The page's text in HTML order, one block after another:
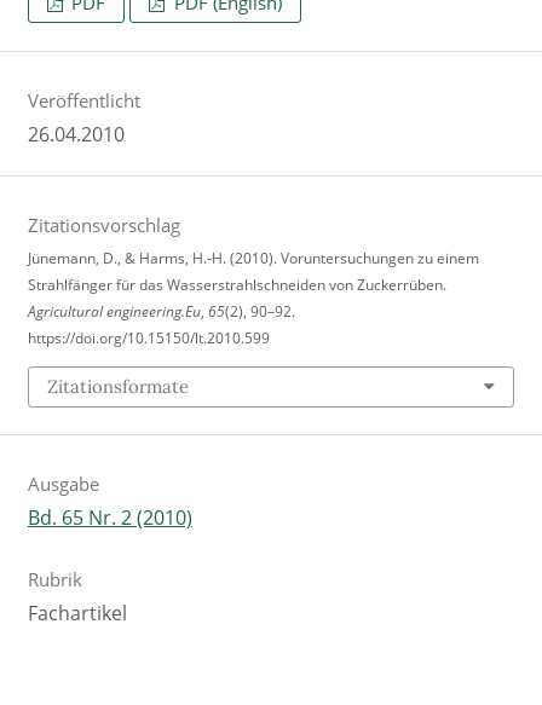
Veröffentlicht
26.04.2010
Zitationsvorschlag
Jünemann, D., & Harms, H.-H. (2010). Voruntersuchungen zu einem
Strahlfänger für das Wasserstrahlschneiden von Zuckerrüben.
Agricultural engineering.Eu, 65(2), 90–92.
https://doi.org/10.15150/lt.2010.599
Zitationsformate
Ausgabe
Bd. 65 Nr. 2 (2010)
Rubrik
Fachartikel